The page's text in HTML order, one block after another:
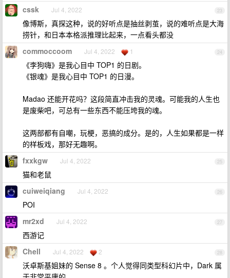
23
cssk Jul 4, 2022
像博斯，真探这种，说的好听点是抽丝剥茧，说的难听点是大海
捞针，和日本本格派推理比起来，一点看头都没
24
commoccoom Jul 4, 2022 1
《李狗嗨》是我心目中 TOP1 的日剧。
《银魂》是我心目中 TOP1 的日漫。
Madao 还能开花吗？这段简直冲击我的灵魂。可能我的人生也
是废柴吧，可总有一些东西不能压垮我的魂。
这两部都有自嘲，玩梗，恶搞的成分。是的，人生如果都是一样
的样板戏，那好无趣啊。
25
fxxkgw Jul 4, 2022
猫和老鼠
26
cuiweiqiang Jul 4, 2022
POI
27
mr2xd Jul 4, 2022
西游记
28
Chell Jul 4, 2022 2
沃卓斯基姐妹的 Sense 8 。个人觉得同类型科幻片中，Dark 属